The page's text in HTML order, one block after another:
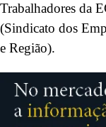
Trabalhadores da
(Sindicato dos
e Região).